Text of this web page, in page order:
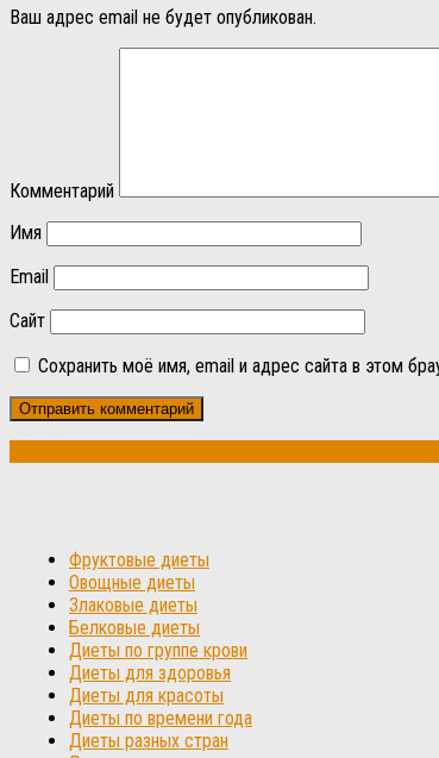
Ваш адрес email не будет опубликован.
Комментарий
Имя
Email
Сайт
Сохранить моё имя, email и адрес сайта в этом
Фруктовые диеты
Овощные диеты
Злаковые диеты
Белковые диеты
Диеты по группе крови
Диеты для здоровья
Диеты для красоты
Диеты по времени года
Диеты разных стран